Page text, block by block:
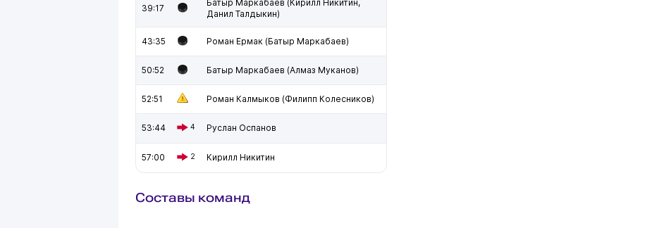
39:17
Батыр Маркабаев (Кирилл Никитин,
Данил Талдыкин)
43:35 Роман Ермак (Батыр Маркабаев)
50:52 Батыр Маркабаев (Алмаз Муканов)
52:51 Роман Калмыков (Филипп Колесников)
53:44 4 Руслан Оспанов
57:00 2 Кирилл Никитин
Составы команд